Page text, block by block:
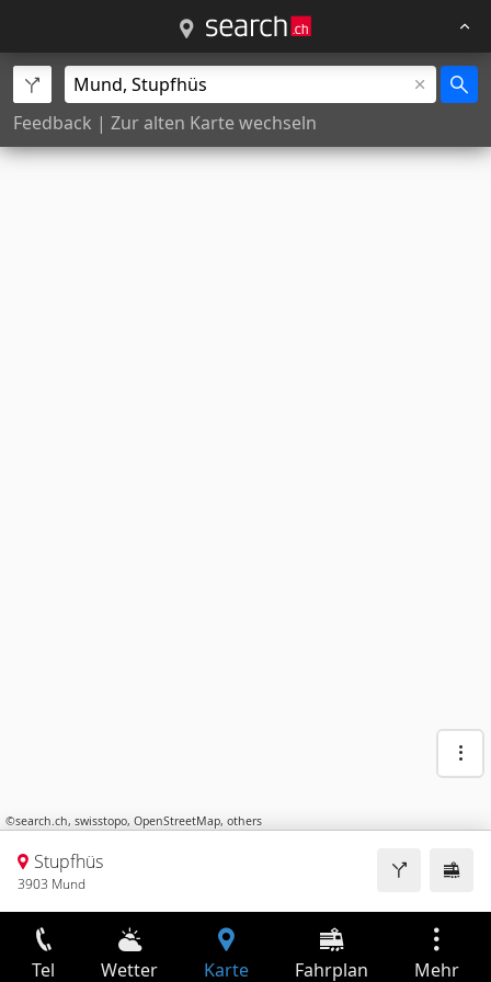
Feedback | Zur alten Karte wechseln
©search.ch, swisstopo, OpenStreetMap, others
Stupfhüs
3903 Mund
Tel Wetter Karte Fahrplan Mehr